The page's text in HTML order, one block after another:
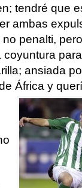
tendré que
ambas
penalti,
ansiada
África y